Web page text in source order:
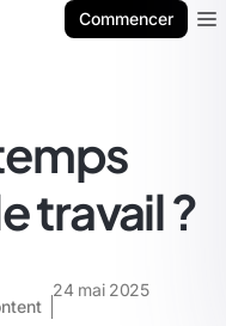
Commencer
travail ?
24 mai 2025